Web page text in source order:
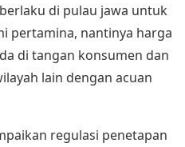
di pulau jawa untuk
pertamina, nantinya harga
di tangan konsumen dan
lain dengan acuan
regulasi penetapan